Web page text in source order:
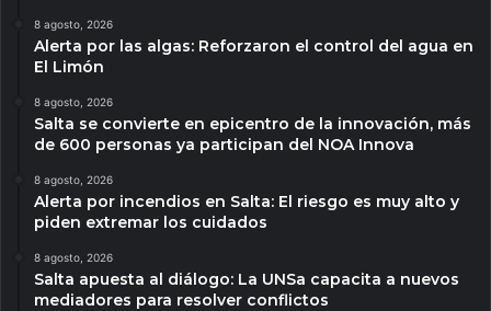
8 agosto, 2026
Alerta por las algas: Reforzaron el control del agua en
El Limón
8 agosto, 2026
Salta se convierte en epicentro de la innovación, más
de 600 personas ya participan del NOA Innova
8 agosto, 2026
Alerta por incendios en Salta: El riesgo es muy alto y
piden extremar los cuidados
8 agosto, 2026
Salta apuesta al diálogo: La UNSa capacita a nuevos
mediadores para resolver conflictos